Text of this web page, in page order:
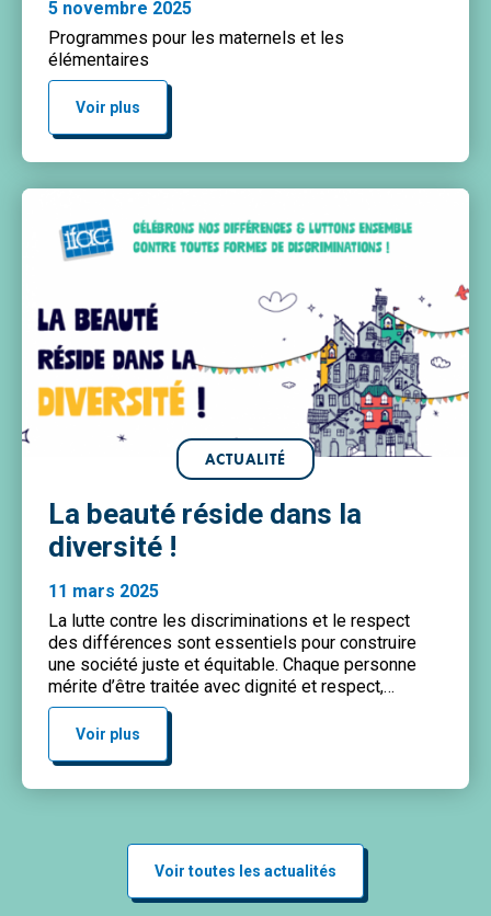
5 novembre 2025
Programmes pour les maternels et les
élémentaires
Voir plus
ACTUALITÉ
La beauté réside dans la
diversité !
11 mars 2025
La lutte contre les discriminations et le respect
des différences sont essentiels pour construire
une société juste et équitable. Chaque personne
mérite d’être traitée avec dignité et respect,
indépendamment de son origine, de sa couleur de
peau, de sa religion, de son genre ou de son
orientation sexuelle et doit pouvoir s’épanouir
Voir plus
Voir toutes les actualités